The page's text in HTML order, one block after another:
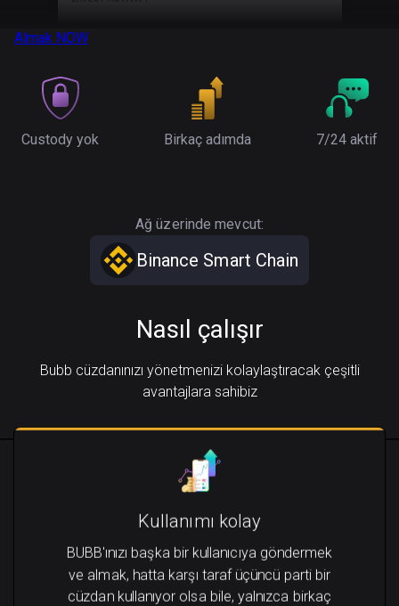
Almak NOW
Custody yok Birkaç adımda 7/24 aktif
Ağ üzerinde mevcut:
Binance Smart Chain
Nasıl çalışır
Bubb cüzdanınızı yönetmenizi kolaylaştıracak çeşitli
avantajlara sahibiz
Kullanımı kolay
BUBB'ınızı başka bir kullanıcıya göndermek
ve almak, hatta karşı taraf üçüncü parti bir
cüzdan kullanıyor olsa bile, yalnızca birkaç